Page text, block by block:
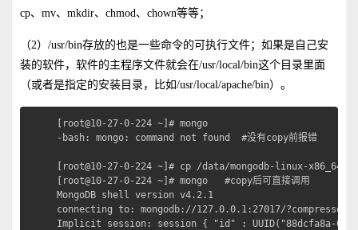
cp、mv、mkdir、chmod、chown等等；
（2）/usr/bin存放的也是一些命令的可执行文件；如果是自己安
装的软件，软件的主程序文件就会在/usr/local/bin这个目录里面
（或者是指定的安装目录，比如/usr/local/apache/bin）。
[root@10-27-0-224 ~]# mongo
-bash: mongo: command not found  #没有copy前报错
[root@10-27-0-224 ~]# cp /data/mongodb-linux-
[root@10-27-0-224 ~]# mongo   #copy后可直接调用
MongoDB shell version v4.2.1
connecting to: mongodb://127.0.0.1:27017/
Implicit session: session { "id" : UUID("88dcfa8a-